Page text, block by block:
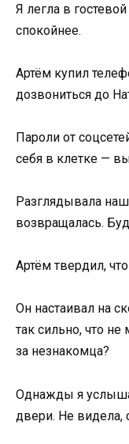
Я легла в
спокойнее.
Артём купил
дозвониться до
Пароли от
себя в клетке —
Разглядывала
возвращалась.
Артём твердил,
Он настаивал на
так сильно, что
за незнакомца?
Однажды я
двери. Не видела,